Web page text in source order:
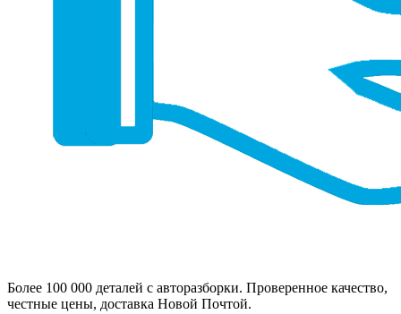
Более 100 000 деталей с авторазборки. Проверенное качество,
честные цены, доставка Новой Почтой.